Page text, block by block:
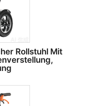
Rollstuhl Mit